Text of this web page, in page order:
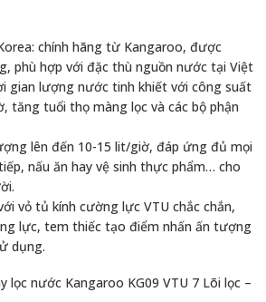
chính hãng từ Kangaroo, được
phù hợp với đặc thù nguồn nước tại Việt
gian lượng nước tinh khiết với công suất
tăng tuổi thọ màng lọc và các bộ phận
lên đến 10-15 lit/giờ, đáp ứng đủ mọi
nấu ăn hay vệ sinh thực phẩm… cho
vỏ tủ kính cường lực VTU chắc chắn,
lực, tem thiếc tạo điểm nhấn ấn tượng
dụng.
lọc nước Kangaroo KG09 VTU 7 Lõi lọc –